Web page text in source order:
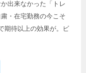
出来なかった「トレ
・在宅勤務の今こそ
期待以上の効果が。ビ